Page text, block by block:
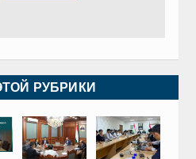
РУБРИКИ